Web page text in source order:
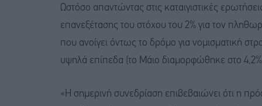
Ωστόσο απαντώντας στις καταιγιστικές
επανεξέτασης του στόχου του 2% για τον
που ανοίγει όντως το δρόμο για νομισματική
υψηλά επίπεδα (το Μάιο διαμορφώθηκε στο
«Η σημερινή συνεδρίαση επιβεβαιώνει ότι η